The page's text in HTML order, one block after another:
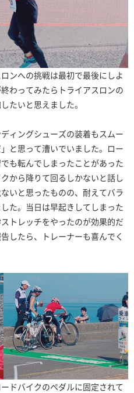
ンへの挑戦は最初で最後にしよ
わってみたらトライアスロンの
たいと思えました。
ィングシューズの装着もスムー
と思って漕いでいました。ロー
も転んでしまったことがあった
から降りて回るしかないと話し
いと思ったものの、耐えてバラ
た。当日は早起きしてしまった
トレッチをやったのが効果的だ
したら、トレーナーも喜んでく
ドバイクのペダルに固定されて